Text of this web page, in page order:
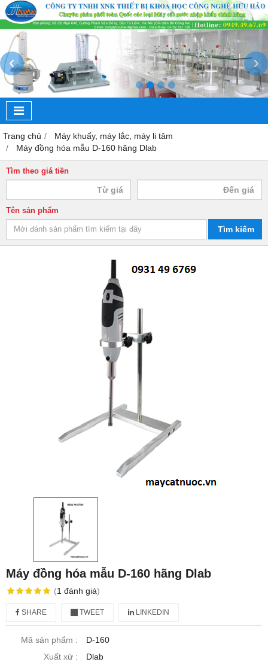
‹ ›
Trang chủ
Máy khuấy, máy lắc, máy li tâm
Máy đồng hóa mẫu D-160 hãng Dlab
Tìm theo giá tiền
Tên sản phẩm
Tìm kiếm
Máy đồng hóa mẫu D-160 hãng Dlab
(1 đánh giá)
SHARE TWEET LINKEDIN
Mã sản phẩm :
D-160
Xuất xứ :
Dlab